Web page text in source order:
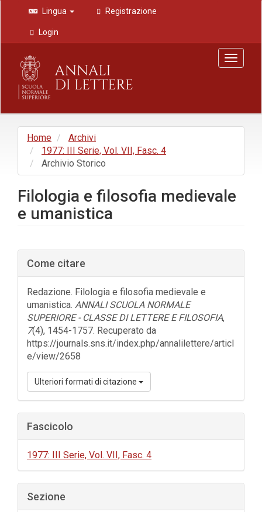
Navigazione
principale
Contenuto
principale
Barra
laterale
Lingua Registrazione
Login
Toggle
Home
Archivi
1977: III Serie, Vol. VII, Fasc. 4
Archivio Storico
Filologia e filosofia medievale
e umanistica
Barra
laterale
dell'articolo
Come citare
Redazione. Filologia e filosofia medievale e
umanistica. ANNALI SCUOLA NORMALE
SUPERIORE - CLASSE DI LETTERE E FILOSOFIA,
7(4), 1454-1757. Recuperato da
https://journals.sns.it/index.php/annalilettere/articl
e/view/2658
Ulteriori formati di citazione
Fascicolo
1977: III Serie, Vol. VII, Fasc. 4
Sezione